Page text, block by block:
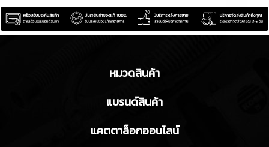
หมวดสินค้า
แบรนด์สินค้า
แคตตาล็อกออนไลน์